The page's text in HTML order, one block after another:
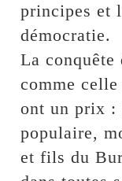
principes et
démocratie.
La conquête
comme
ont un prix :
populaire,
et fils du